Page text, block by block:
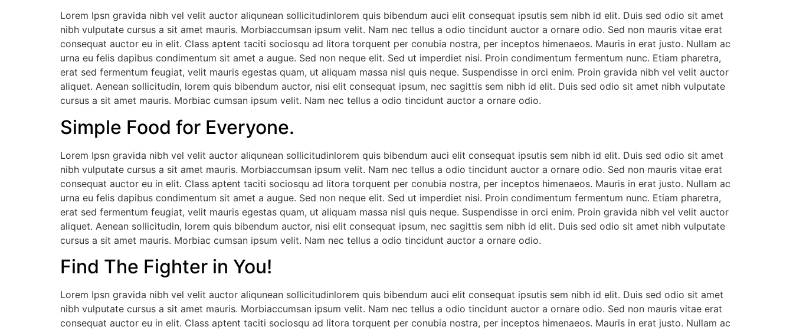
Lorem Ipsn gravida nibh vel velit auctor aliqunean sollicitudinlorem quis bibendum auci elit consequat ipsutis sem nibh id elit. Duis sed odio sit amet
nibh vulputate cursus a sit amet mauris. Morbiaccumsan ipsum velit. Nam nec tellus a odio tincidunt auctor a ornare odio. Sed non mauris vitae erat
consequat auctor eu in elit. Class aptent taciti sociosqu ad litora torquent per conubia nostra, per inceptos himenaeos. Mauris in erat justo. Nullam ac
urna eu felis dapibus condimentum sit amet a augue. Sed non neque elit. Sed ut imperdiet nisi. Proin condimentum fermentum nunc. Etiam pharetra,
erat sed fermentum feugiat, velit mauris egestas quam, ut aliquam massa nisl quis neque. Suspendisse in orci enim. Proin gravida nibh vel velit auctor
aliquet. Aenean sollicitudin, lorem quis bibendum auctor, nisi elit consequat ipsum, nec sagittis sem nibh id elit. Duis sed odio sit amet nibh vulputate
cursus a sit amet mauris. Morbiac cumsan ipsum velit. Nam nec tellus a odio tincidunt auctor a ornare odio.
Simple Food for Everyone.
Lorem Ipsn gravida nibh vel velit auctor aliqunean sollicitudinlorem quis bibendum auci elit consequat ipsutis sem nibh id elit. Duis sed odio sit amet
nibh vulputate cursus a sit amet mauris. Morbiaccumsan ipsum velit. Nam nec tellus a odio tincidunt auctor a ornare odio. Sed non mauris vitae erat
consequat auctor eu in elit. Class aptent taciti sociosqu ad litora torquent per conubia nostra, per inceptos himenaeos. Mauris in erat justo. Nullam ac
urna eu felis dapibus condimentum sit amet a augue. Sed non neque elit. Sed ut imperdiet nisi. Proin condimentum fermentum nunc. Etiam pharetra,
erat sed fermentum feugiat, velit mauris egestas quam, ut aliquam massa nisl quis neque. Suspendisse in orci enim. Proin gravida nibh vel velit auctor
aliquet. Aenean sollicitudin, lorem quis bibendum auctor, nisi elit consequat ipsum, nec sagittis sem nibh id elit. Duis sed odio sit amet nibh vulputate
cursus a sit amet mauris. Morbiac cumsan ipsum velit. Nam nec tellus a odio tincidunt auctor a ornare odio.
Find The Fighter in You!
Lorem Ipsn gravida nibh vel velit auctor aliqunean sollicitudinlorem quis bibendum auci elit consequat ipsutis sem nibh id elit. Duis sed odio sit amet
nibh vulputate cursus a sit amet mauris. Morbiaccumsan ipsum velit. Nam nec tellus a odio tincidunt auctor a ornare odio. Sed non mauris vitae erat
consequat auctor eu in elit. Class aptent taciti sociosqu ad litora torquent per conubia nostra, per inceptos himenaeos. Mauris in erat justo. Nullam ac